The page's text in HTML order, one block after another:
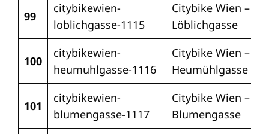
99
citybikewien-
loblichgasse-1115
Citybike Wien –
Löblichgasse
100
citybikewien-
heumuhlgasse-1116
Citybike Wien –
Heumühlgasse
101
citybikewien-
blumengasse-1117
Citybike Wien –
Blumengasse